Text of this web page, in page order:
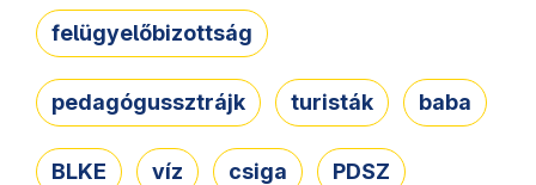
felügyelőbizottság
pedagógussztrájk turisták baba
BLKE víz csiga PDSZ